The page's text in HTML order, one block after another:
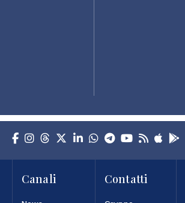
Canali Contatti